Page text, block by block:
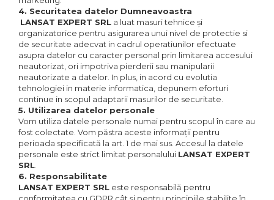
4. Securitatea datelor Dumneavoastra
LANSAT EXPERT SRL a luat masuri tehnice şi
organizatorice pentru asigurarea unui nivel de protectie si
de securitate adecvat in cadrul operatiunilor efectuate
asupra datelor cu caracter personal prin limitarea accesului
neautorizat, ori impotriva pierderii sau manipularii
neautorizate a datelor. In plus, in acord cu evolutia
tehnologiei in materie informatica, depunem eforturi
continue in scopul adaptarii masurilor de securitate.
5. Utilizarea datelor personale
Vom utiliza datele personale numai pentru scopul în care au
fost colectate. Vom păstra aceste informații pentru
perioada specificată la art. 1 de mai sus. Accesul la datele
personale este strict limitat personalului LANSAT EXPERT
SRL.
6. Responsabilitate
LANSAT EXPERT SRL este responsabilă pentru